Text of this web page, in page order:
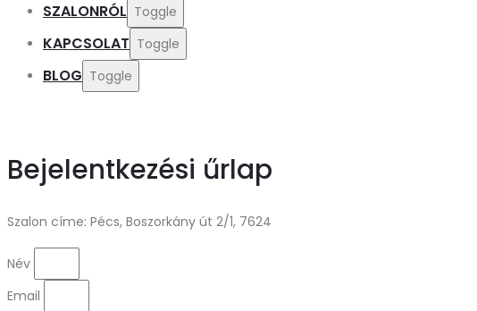
SZALONRÓL Toggle
KAPCSOLAT Toggle
BLOG Toggle
Bejelentkezési űrlap
Szalon címe: Pécs, Boszorkány út 2/1, 7624
Név
Email